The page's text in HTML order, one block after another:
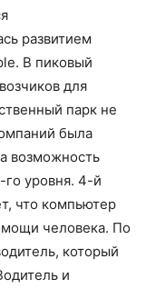
развитием
В пиковый
для
парк не
была
возможность
го уровня. 4-й
что компьютер
человека. По
который
и